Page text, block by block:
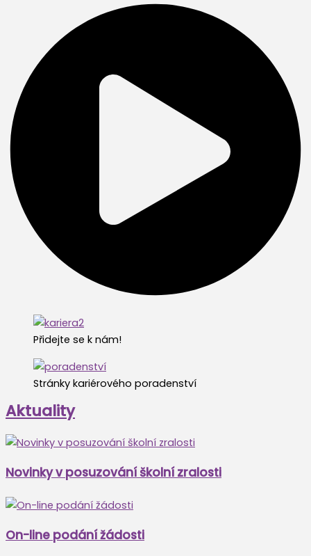
Přidejte se k nám!
Stránky kariérového poradenství
Aktuality
Novinky v posuzování školní zralosti
On-line podání žádosti